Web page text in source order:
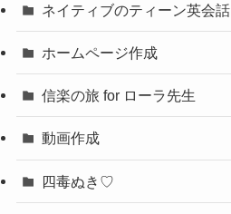
ネイティブのティーン英会話
ホームページ作成
信楽の旅 for ローラ先生
動画作成
四毒ぬき♡